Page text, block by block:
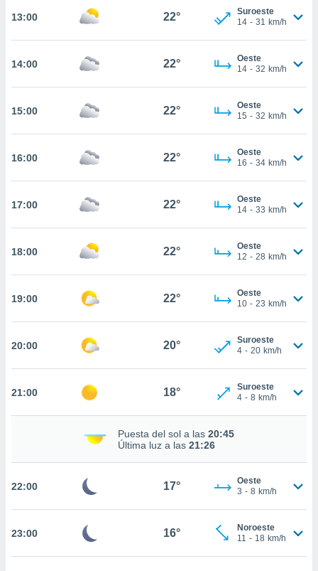
el sitio
o
aunque
Puedes
acceder a
abono
únicos
sitio
de
traten tus
interés
su
13:00 22°
Suroeste
14 - 31 km/h
14:00 22°
Oeste
14 - 32 km/h
15:00 22°
Oeste
15 - 32 km/h
16:00 22°
Oeste
16 - 34 km/h
17:00 22°
Oeste
14 - 33 km/h
18:00 22°
Oeste
12 - 28 km/h
19:00 22°
Oeste
10 - 23 km/h
20:00 20°
Suroeste
4 - 20 km/h
21:00 18°
Suroeste
4 - 8 km/h
Puesta del sol a las 20:45
Última luz a las 21:26
22:00 17°
Oeste
3 - 8 km/h
23:00 16°
Noroeste
11 - 18 km/h